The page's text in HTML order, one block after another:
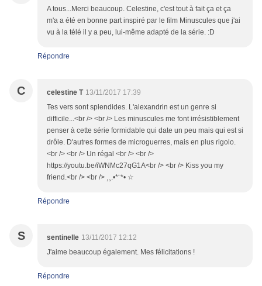
A tous...Merci beaucoup. Celestine, c'est tout à fait ça et ça
m'a a été en bonne part inspiré par le film Minuscules que j'ai
vu à la télé il y a peu, lui-même adapté de la série. :D
Répondre
C celestine T 13/11/2017 17:39
Tes vers sont splendides. L'alexandrin est un genre si
difficile...<br /> <br /> Les minuscules me font irrésistiblement
penser à cette série formidable qui date un peu mais qui est si
drôle. D'autres formes de microguerres, mais en plus rigolo.
<br /> <br /> Un régal <br /> <br />
https://youtu.be/iWNMc27qG1A<br /> <br /> Kiss you my
friend.<br /> <br /> ¸¸.•*¨*• ☆
Répondre
S sentinelle 13/11/2017 12:12
J'aime beaucoup également. Mes félicitations !
Répondre